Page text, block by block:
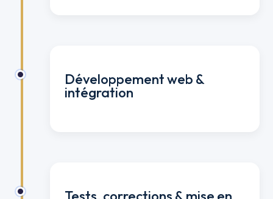
Développement web &
intégration